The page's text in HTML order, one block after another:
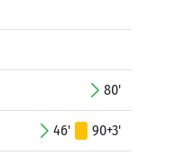
80'
46' 90+3'